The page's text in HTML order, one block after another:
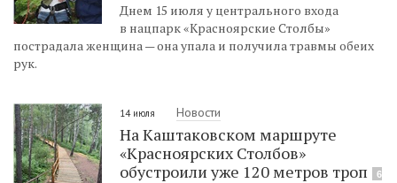
Днем 15 июля у центрального входа
в нацпарк «Красноярские Столбы»
пострадала женщина — она упала и получила травмы обеих
рук.
14 июля Новости
На Каштаковском маршруте
«Красноярских Столбов»
обустроили уже 120 метров троп
6